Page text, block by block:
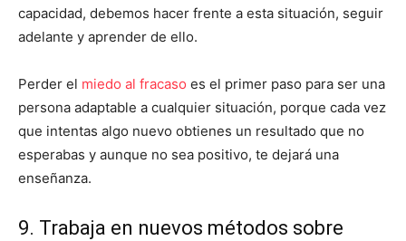
capacidad, debemos hacer frente a esta situación, seguir
adelante y aprender de ello.
Perder el miedo al fracaso es el primer paso para ser una
persona adaptable a cualquier situación, porque cada vez
que intentas algo nuevo obtienes un resultado que no
esperabas y aunque no sea positivo, te dejará una
enseñanza.
9. Trabaja en nuevos métodos sobre